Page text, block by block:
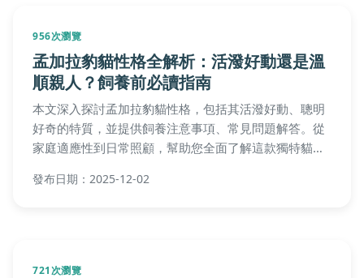
956次瀏覽
孟加拉豹貓性格全解析：活潑好動還是溫
順親人？飼養前必讀指南
本文深入探討孟加拉豹貓性格，包括其活潑好動、聰明
好奇的特質，並提供飼養注意事項、常見問題解答。從
家庭適應性到日常照顧，幫助您全面了解這款獨特貓
發布日期：2025-12-02
721次瀏覽